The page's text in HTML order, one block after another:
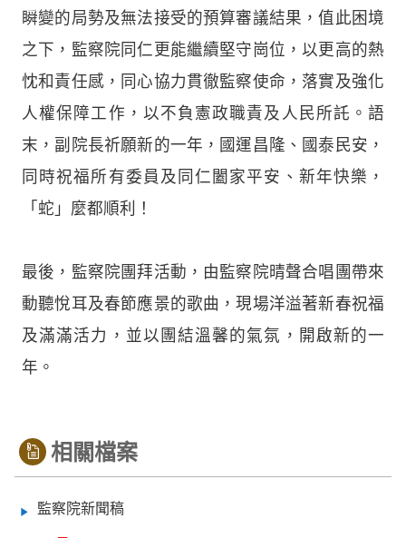
瞬變的局勢及無法接受的預算審議結果，值此困境
之下，監察院同仁更能繼續堅守崗位，以更高的熱
忱和責任感，同心協力貫徹監察使命，落實及強化
人權保障工作，以不負憲政職責及人民所託。語
末，副院長祈願新的一年，國運昌隆、國泰民安，
同時祝福所有委員及同仁闔家平安、新年快樂，
「蛇」麼都順利！
最後，監察院團拜活動，由監察院晴聲合唱團帶來
動聽悅耳及春節應景的歌曲，現場洋溢著新春祝福
及滿滿活力，並以團結溫馨的氣氛，開啟新的一
年。
相關檔案
監察院新聞稿